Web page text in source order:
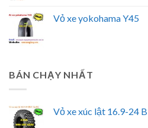
Vỏ xe yokohama Y45
BÁN CHẠY NHẤT
Vỏ xe xúc lật 16.9-24